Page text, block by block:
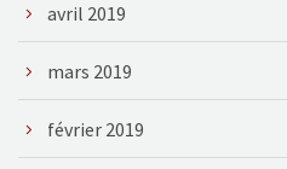
avril 2019
mars 2019
février 2019